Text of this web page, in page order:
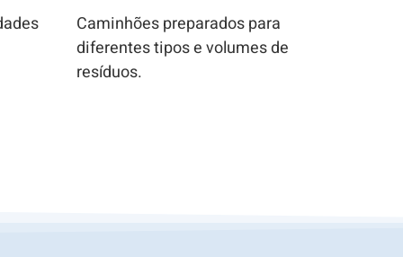
Caminhões preparados para
diferentes tipos e volumes de
resíduos.